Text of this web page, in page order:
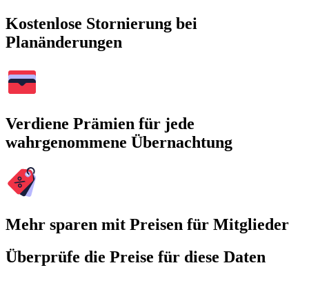
Kostenlose Stornierung bei
Planänderungen
Verdiene Prämien für jede
wahrgenommene Übernachtung
Mehr sparen mit Preisen für Mitglieder
Überprüfe die Preise für diese Daten